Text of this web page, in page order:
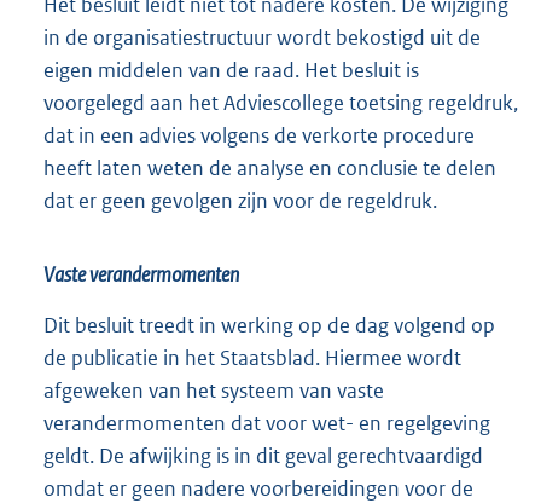
in de organisatiestructuur wordt bekostigd uit de
eigen middelen van de raad. Het besluit is
voorgelegd aan het Adviescollege toetsing regeldruk,
dat in een advies volgens de verkorte procedure
heeft laten weten de analyse en conclusie te delen
dat er geen gevolgen zijn voor de regeldruk.
Vaste verandermomenten
Dit besluit treedt in werking op de dag volgend op
de publicatie in het Staatsblad. Hiermee wordt
afgeweken van het systeem van vaste
verandermomenten dat voor wet- en regelgeving
geldt. De afwijking is in dit geval gerechtvaardigd
omdat er geen nadere voorbereidingen voor de